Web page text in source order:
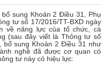
sung Khoản 2 Điều 31, Phụ
tư số 17/2016/TT-BXD ngày
về năng lực của tổ chức, cá
(sau đây viết là Thông tư số
bổ sung Khoản 2 Điều 31 như
nghề đã được cơ quan có
tư này có hiệu lực: